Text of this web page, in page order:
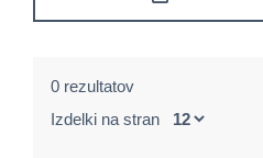
0 rezultatov
Izdelki na stran